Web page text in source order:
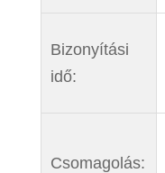
Bizonyítási
idő:
Csomagolás: